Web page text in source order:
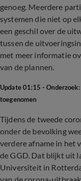
genoeg. Meerdere
systemen die niet op
een geschil over de
tussen de
met meer informatie
van de plannen.
Update 01:15 -
toegenomen
Tijdens de tweede
onder de bevolking
verdere afname in het
de GGD. Dat blijkt uit
Universiteit in